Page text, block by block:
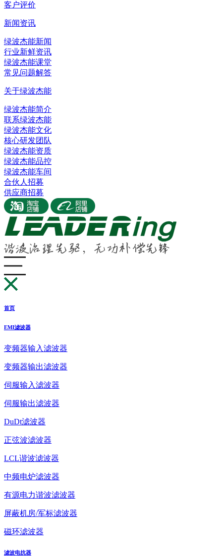
客户评价
新闻资讯
绿波杰能新闻
行业新鲜资讯
绿波杰能课堂
常见问题解答
关于绿波杰能
绿波杰能简介
联系绿波杰能
绿波杰能文化
核心研发团队
绿波杰能资质
绿波杰能品控
绿波杰能车间
合伙人招募
供应商招募
首页
EMI滤波器
变频器输入滤波器
变频器输出滤波器
伺服输入滤波器
伺服输出滤波器
DuDt滤波器
正弦波滤波器
LCL谐波滤波器
中频电炉滤波器
有源电力谐波滤波器
屏蔽机房/军标滤波器
磁环滤波器
滤波电抗器